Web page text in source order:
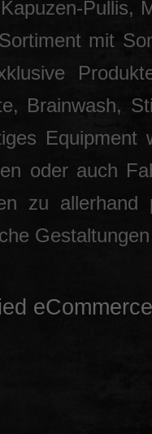
Pullis,
mit
Brainwash,
Equipment
oder auch
zu allerhand